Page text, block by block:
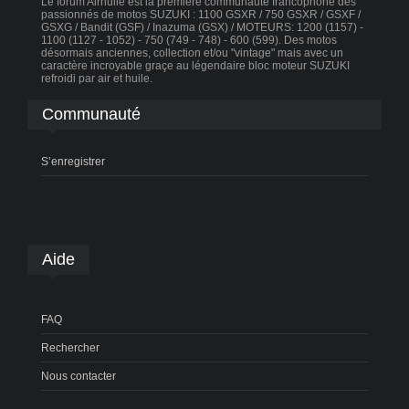
passionnés de motos SUZUKI : 1100 GSXR / 750 GSXR / GSXF /
GSXG / Bandit (GSF) / Inazuma (GSX) / MOTEURS: 1200 (1157) -
1100 (1127 - 1052) - 750 (749 - 748) - 600 (599). Des motos
désormais anciennes, collection et/ou "vintage" mais avec un
caractère incroyable graçe au légendaire bloc moteur SUZUKI
refroidi par air et huile.
Communauté
S’enregistrer
Aide
FAQ
Rechercher
Nous contacter